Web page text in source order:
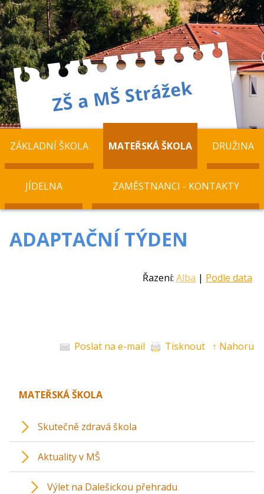
ZÁKLADNÍ ŠKOLA MATEŘSKÁ ŠKOLA DRUŽINA
JÍDELNA ZAMĚSTNANCI - KONTAKTY
ADAPTAČNÍ TÝDEN
Řazení: Alba | Podle data
Poslat na e-mail Tisknout ↑ Nahoru
MATEŘSKÁ ŠKOLA
Skutečně zdravá škola
Aktuality v MŠ
Výlet na Dalešickou přehradu